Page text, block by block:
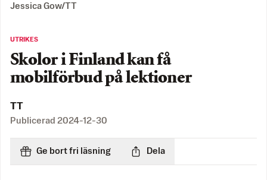
Jessica Gow/TT
UTRIKES
Skolor i Finland kan få
mobilförbud på lektioner
TT
Publicerad 2024-12-30
Ge bort fri läsning Dela